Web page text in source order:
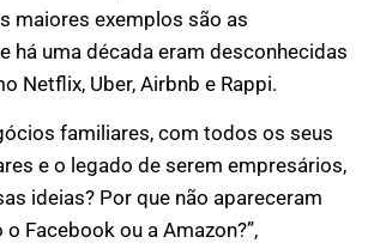
maiores exemplos são as
há uma década eram desconhecidas
Netflix, Uber, Airbnb e Rappi.
familiares, com todos os seus
e o legado de serem empresários,
ideias? Por que não apareceram
Facebook ou a Amazon?”,